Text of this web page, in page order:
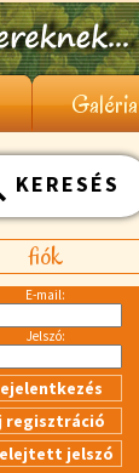
Galéria
KERESÉS
fiók
E-mail:
Jelszó: